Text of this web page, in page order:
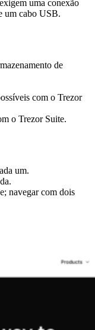
uma conexão
um cabo USB.
de
com o Trezor
o Trezor Suite.
um.
navegar com dois